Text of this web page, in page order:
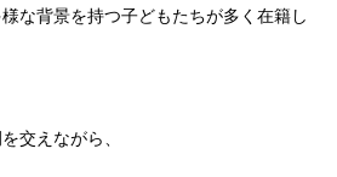
な背景を持つ子どもたちが多く在籍し
交えながら、